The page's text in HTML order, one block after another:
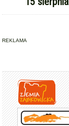
REKLAMA